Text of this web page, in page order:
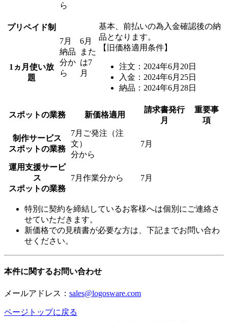
ら
プリペイド制
7月
納品
分か
ら
6月
また
は7
月
基本、前払いの為入金確認後の納
品となります。
【旧価格適用条件】
注文：2024年6月20日
入金：2024年6月25日
納品：2024年6月28日
1ヵ月使い放
題
スポットの業務 新価格適用
請求書発行
月
重要事
項
制作サービス
スポットの業務
7月ご発注（注
文）
分から
7月
運用支援サービ
ス
スポットの業務
7月作業分から 7月
特別に契約を締結しているお客様へは個別にご連絡さ
せていただきます。
新価格での見積書が必要な方は、下記までお問い合わ
せください。
本件に関するお問い合わせ
メールアドレス： sales@logosware.com
ページトップに戻る